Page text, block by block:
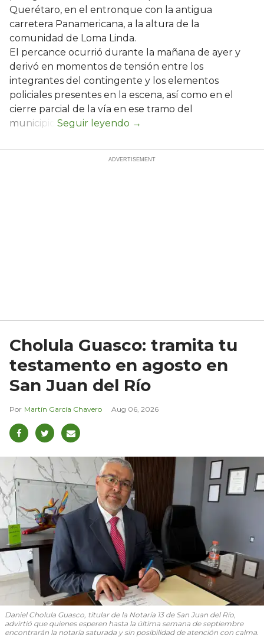
Querétaro, en el entronque con la antigua
carretera Panamericana, a la altura de la
comunidad de Loma Linda.
El percance ocurrió durante la mañana de ayer y
derivó en momentos de tensión entre los
integrantes del contingente y los elementos
policiales presentes en la escena, así como en el
cierre parcial de la vía en ese tramo del
municipio.
Cholula Guasco: tramita tu
testamento en agosto en
San Juan del Río
Martín García Chavero Aug 06, 2026
Daniel Cholula Guasco, titular de la Notaría 13 de San Juan del Río,
advirtió que quienes esperen hasta la última semana de septiembre
encontrarán la notaría saturada y sin posibilidad de atención con calma.